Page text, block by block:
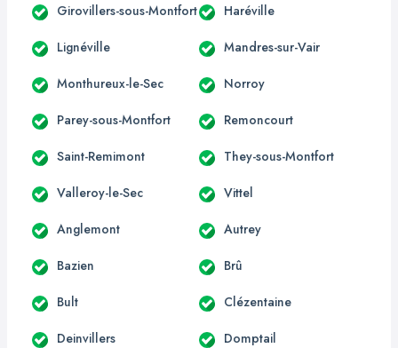
Girovillers-sous-Montfort Haréville
Lignéville Mandres-sur-Vair
Monthureux-le-Sec Norroy
Parey-sous-Montfort Remoncourt
Saint-Remimont They-sous-Montfort
Valleroy-le-Sec Vittel
Anglemont Autrey
Bazien Brû
Bult Clézentaine
Deinvillers Domptail